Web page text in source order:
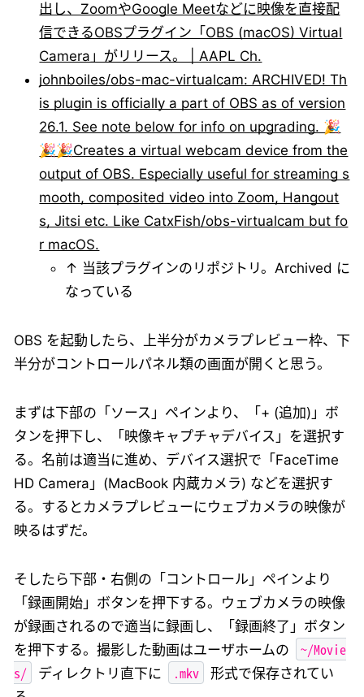
出し、ZoomやGoogle Meetなどに映像を直接配
信できるOBSプラグイン「OBS (macOS) Virtual
Camera」がリリース。 | AAPL Ch.
johnboiles/obs-mac-virtualcam: ARCHIVED! Th
is plugin is officially a part of OBS as of version
26.1. See note below for info on upgrading. 🎉
🎉🎉Creates a virtual webcam device from the
output of OBS. Especially useful for streaming s
mooth, composited video into Zoom, Hangout
s, Jitsi etc. Like CatxFish/obs-virtualcam but fo
r macOS.
↑ 当該プラグインのリポジトリ。Archived に
なっている
OBS を起動したら、上半分がカメラプレビュー枠、下
半分がコントロールパネル類の画面が開くと思う。
まずは下部の「ソース」ペインより、「+ (追加)」ボ
タンを押下し、「映像キャプチャデバイス」を選択す
る。名前は適当に進め、デバイス選択で「FaceTime
HD Camera」(MacBook 内蔵カメラ) などを選択す
る。するとカメラプレビューにウェブカメラの映像が
映るはずだ。
そしたら下部・右側の「コントロール」ペインより
「録画開始」ボタンを押下する。ウェブカメラの映像
が録画されるので適当に録画し、「録画終了」ボタン
を押下する。撮影した動画はユーザホームの
~/Movie
s/
ディレクトリ直下に .mkv
形式で保存されてい